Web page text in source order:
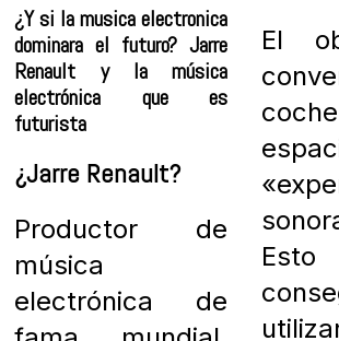
¿Y si la musica electronica
dominara el futuro? Jarre
Renault y la música
electrónica que es
futurista
¿Jarre Renault?
Productor de
música
electrónica de
El